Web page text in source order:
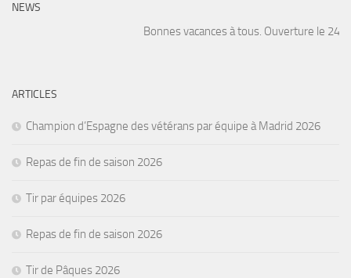
NEWS
Bonnes vacances à tous. Ouverture le
ARTICLES
Champion d’Espagne des vétérans par équipe à Madrid 2026
Repas de fin de saison 2026
Tir par équipes 2026
Repas de fin de saison 2026
Tir de Pâques 2026